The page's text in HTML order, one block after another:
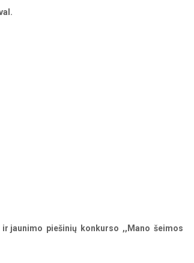
ir jaunimo piešinių konkurso ,,Mano šeimos